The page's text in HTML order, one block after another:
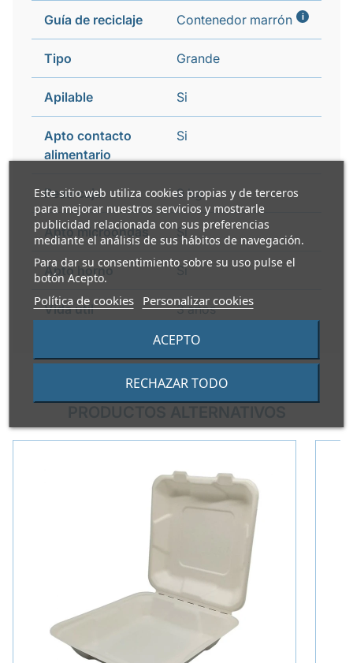
Este sitio web utiliza cookies propias y de terceros
para mejorar nuestros servicios y mostrarle
publicidad relacionada con sus preferencias
mediante el análisis de sus hábitos de navegación.
Para dar su consentimiento sobre su uso pulse el
botón Acepto.
Política de cookies Personalizar cookies
RECHAZAR TODO
ACEPTO
Guía de reciclaje Contenedor marrón i
Tipo Grande
Apilable Si
Apto contacto
alimentario
Si
Peso caja 9 kg
Apto microondas Si
Apto horno Si
Vida útil 3 años